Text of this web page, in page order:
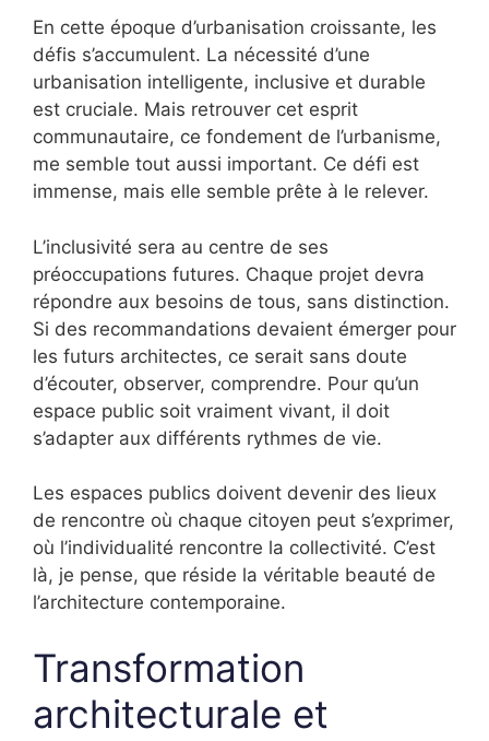
En cette époque d’urbanisation croissante, les
défis s’accumulent. La nécessité d’une
urbanisation intelligente, inclusive et durable
est cruciale. Mais retrouver cet esprit
communautaire, ce fondement de l’urbanisme,
me semble tout aussi important. Ce défi est
immense, mais elle semble prête à le relever.
L’inclusivité sera au centre de ses
préoccupations futures. Chaque projet devra
répondre aux besoins de tous, sans distinction.
Si des recommandations devaient émerger pour
les futurs architectes, ce serait sans doute
d’écouter, observer, comprendre. Pour qu’un
espace public soit vraiment vivant, il doit
s’adapter aux différents rythmes de vie.
Les espaces publics doivent devenir des lieux
de rencontre où chaque citoyen peut s’exprimer,
où l’individualité rencontre la collectivité. C’est
là, je pense, que réside la véritable beauté de
l’architecture contemporaine.
Transformation
architecturale et